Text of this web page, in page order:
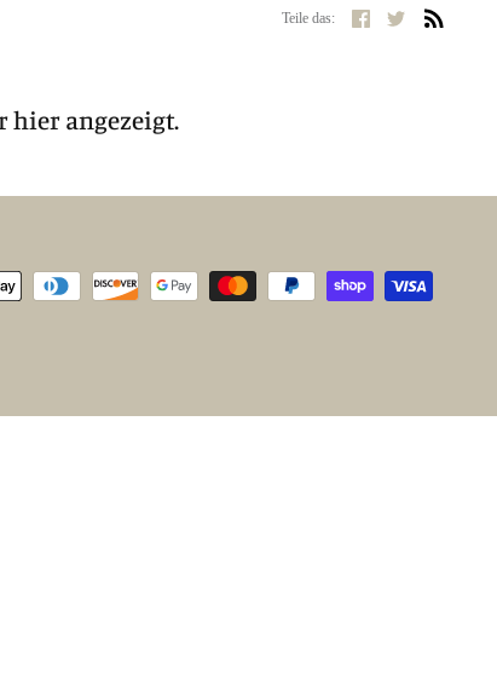
Teile das: TeilenTwittern
hier angezeigt.